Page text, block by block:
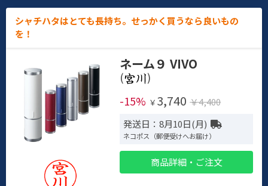
シャチハタはとても長持ち。せっかく買うなら良いもの
を！
ネーム９ VIVO
(
)
-15% ￥ 3,740 ￥4,400
発送日：8月10日(月)
ネコポス（郵便受けへお届け）
商品詳細・ご注文